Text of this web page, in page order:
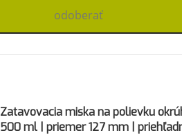
Zatavovacia miska na polievku
500 ml | priemer 127 mm |